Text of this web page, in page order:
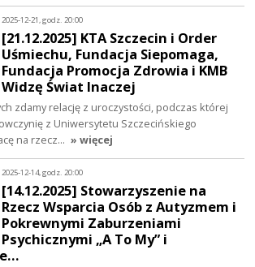
2025-12-21, godz. 20:00
[21.12.2025] KTA Szczecin i Order
Uśmiechu, Fundacja Siepomaga,
Fundacja Promocja Zdrowia i KMB
Widzę Świat Inaczej
zdamy relację z uroczystości, podczas której
z Uniwersytetu Szczecińskiego
na rzecz… » więcej
2025-12-14, godz. 20:00
[14.12.2025] Stowarzyszenie na
Rzecz Wsparcia Osób z Autyzmem i
Pokrewnymi Zaburzeniami
Psychicznymi „A To My” i